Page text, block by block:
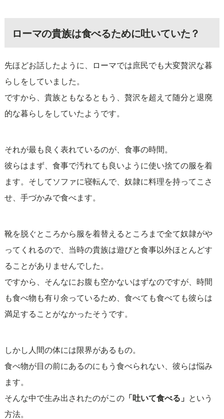
ローマの貴族は食べるために吐いていた？
先ほどお話したように、ローマでは庶民でも大変贅沢な暮
らしをしていました。
ですから、貴族ともなるともう、贅沢を超えて随分と退廃
的な暮らしをしていたようです。
それが最も良く表れているのが、食事の時間。
彼らはまず、食事で汚れても良いように使い捨ての服を着
ます。そしてソファに寝転んで、奴隷に料理を持ってこさ
せ、手づかみで食べます。
靴を脱ぐところから服を着替えるところまで全て奴隷がや
ってくれるので、当時の貴族は遊びと食事以外ほとんどす
ることがありませんでした。
ですから、そんなにお腹も空かないはずなのですが、時間
も食べ物も有り余っているため、食べても食べても彼らは
満足することがなかったそうです。
しかし人間の体には限界があるもの。
食べ物が目の前にあるのにもう食べられない、彼らは悩み
ます。
そんな中で生み出されたのがこの「吐いて食べる」 という
方法。